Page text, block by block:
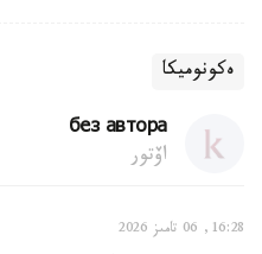
ەكونوميكا
без автора
اۆتور
16:28, 06 تامىز 2026